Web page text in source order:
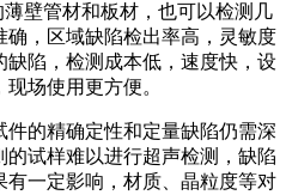
壁管材和板材，也可以检测几
，区域缺陷检出率高，灵敏度
陷，检测成本低，速度快，设
场使用更方便。
的精确定性和定量缺陷仍需深
的试样难以进行超声检测，缺陷
一定影响，材质、晶粒度等对